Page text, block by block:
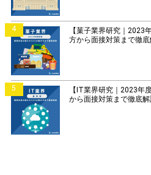
4
【菓子業界研究｜2023
方から面接対策まで徹底
5
【IT業界研究｜2023年
から面接対策まで徹底解